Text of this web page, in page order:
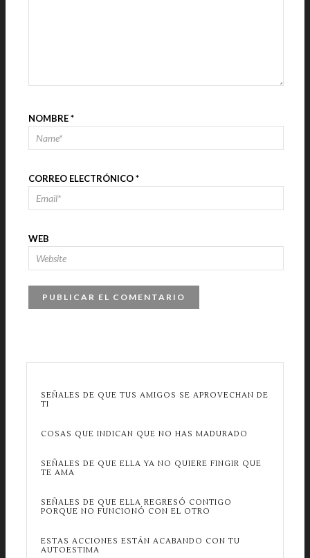
NOMBRE*
CORREO ELECTRÓNICO*
WEB
SEÑALES DE QUE TUS AMIGOS SE APROVECHAN DE
TI
COSAS QUE INDICAN QUE NO HAS MADURADO
SEÑALES DE QUE ELLA YA NO QUIERE FINGIR QUE
TE AMA
SEÑALES DE QUE ELLA REGRESÓ CONTIGO
PORQUE NO FUNCIONÓ CON EL OTRO
ESTAS ACCIONES ESTÁN ACABANDO CON TU
AUTOESTIMA